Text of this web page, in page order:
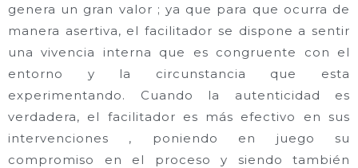
genera un gran valor ; ya que para que ocurra de
manera asertiva, el facilitador se dispone a sentir
una vivencia interna que es congruente con el
entorno y la circunstancia que esta
experimentando. Cuando la autenticidad es
verdadera, el facilitador es más efectivo en sus
intervenciones , poniendo en juego su
compromiso en el proceso y siendo también